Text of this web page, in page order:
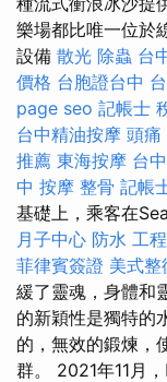
樂場都比唯一位於
設備 散光 除蟲 台
價格 台胞證台中
page seo 記帳士
台中精油按摩 頭痛
推薦 東海按摩 台
中 按摩 整骨 記帳
基礎上，乘客在
月子中心 防水 工程
菲律賓簽證 美式整
緩了靈魂，身體和
的新穎性是獨特的
的，無效的鍛煉，
群。 2021年11月